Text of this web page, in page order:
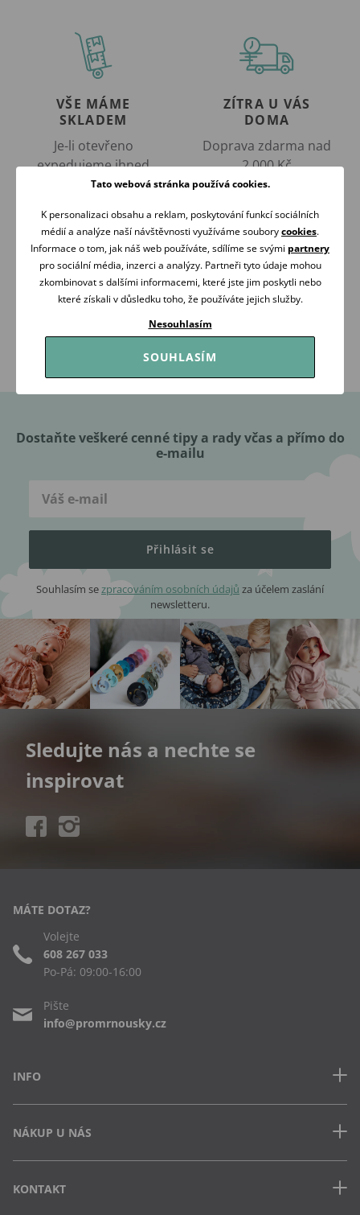
VŠE MÁME
SKLADEM
Je-li otevřeno
expedujeme ihned
ZÍTRA U VÁS
DOMA
Doprava zdarma nad
2 000 Kč
RÁDI
PORADÍME
Volejte Po-Pá: 09:00-16:00
OVĚŘENO
ZÁKAZNÍKY
98 % našich zákazníků
Dostaňte veškeré cenné tipy a rady včas a přímo do
e-mailu
Přihlásit se
Souhlasím sezpracováním osobních údajů za účelem zaslání
newsletteru.
Sledujte nás a nechte se
inspirovat
INFO
Často kladené dotazy
Obchodní podmínky
Ochrana osobních údajů
NÁKUP U NÁS
Jak uplatnit slevový kód
KONTAKT
MÁTE DOTAZ?
Volejte
608 267 033
Po-Pá: 09:00-16:00
Pište
info@promrnousky.cz
Tato webová stránka používá cookies.
K personalizaci obsahu a reklam, poskytování funkcí sociálních
médií a analýze naší návštěvnosti využíváme souborycookies.
Informace o tom, jak náš web používáte, sdílíme se svými partnery
pro sociální média, inzerci a analýzy. Partneři tyto údaje mohou
zkombinovat s dalšími informacemi, které jste jim poskytli nebo
které získali v důsledku toho, že používáte jejich služby.
Nesouhlasím
SOUHLASÍM